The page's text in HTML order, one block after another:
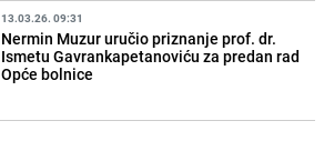
13.03.26. 09:31
Nermin Muzur uručio priznanje prof. dr.
Ismetu Gavrankapetanoviću za predan rad
Opće bolnice